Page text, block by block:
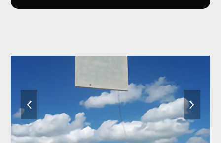
slide
next
slide